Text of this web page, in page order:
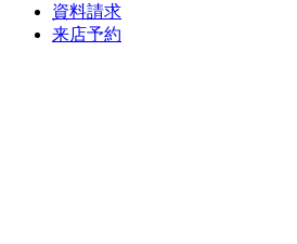
資料請求
来店予約